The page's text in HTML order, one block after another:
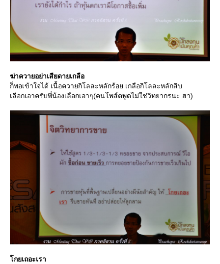
ฆ่าควายอย่าเสียดายเกลือ
ก็พอเข้าใจได้ เนื้อควายกิโลละหลักร้อย เกลือกิโลละหลักสิบ
เลือกเอาครับพี่น้องเลือกเอาๆ(คนโพส์ตพูดไม่ใช่วิทยากรนะ ฮา)
กยเถอะเรา